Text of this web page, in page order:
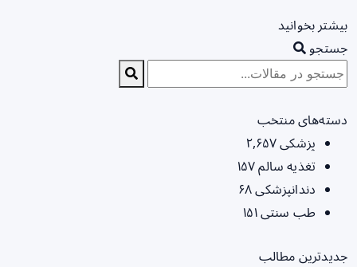
بیشتر بخوانید
جستجو
دسته‌های منتخب
پزشکی۲,۶۵۷
تغذیه سالم۱۵۷
دندانپزشکی۶۸
طب سنتی۱۵۱
جدیدترین مطالب